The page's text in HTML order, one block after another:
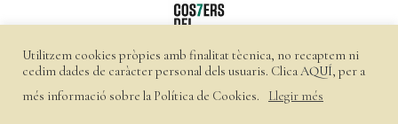
Utilitzem cookies pròpies amb finalitat tècnica, no recaptem ni
cedim dades de caràcter personal dels usuaris. ClicaAQUÍ, per a
més informació sobre la Política de Cookies.
Llegir més